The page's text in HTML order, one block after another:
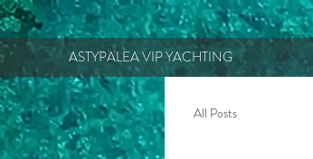
ASTYPALEA VIP YACHTING
All Posts